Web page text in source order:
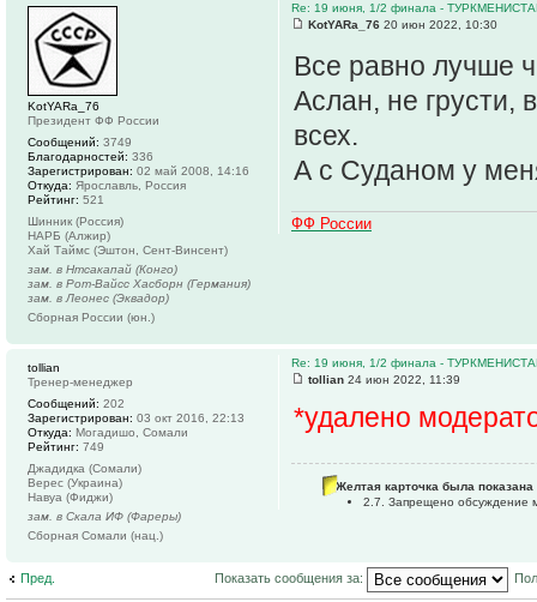
Re: 19 июня, 1/2 финала -
KotYARa_76 20 июн 2022, 10:30
Все равно лучше
Аслан, не
всех.
А с Суданом у
ФФ России
KotYARa_76
Президент ФФ России
Сообщений: 3749
Благодарностей: 336
Зарегистрирован: 02 май 2008, 14:16
Откуда: Ярославль, Россия
Рейтинг: 521
Шинник (Россия)
НАРБ (Алжир)
Хай Таймс (Эштон, Сент-Винсент)
зам. в Нтсакапай (Конго)
зам. в Рот-Вайсс Хасборн (Германия)
зам. в Леонес (Эквадор)
Сборная России (юн.)
Re: 19 июня, 1/2 финала -
tollian 24 июн 2022, 11:39
*удалено
Желтая карточка была показана
2.7. Запрещено обсуждение
tollian
Тренер-менеджер
Сообщений: 202
Зарегистрирован: 03 окт 2016, 22:13
Откуда: Могадишо, Сомали
Рейтинг: 749
Джадидка (Сомали)
Верес (Украина)
Навуа (Фиджи)
зам. в Скала ИФ (Фареры)
Сборная Сомали (нац.)
Пред. Показать сообщения за: